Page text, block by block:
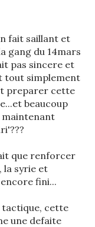
fait saillant et
gang du 14mars
pas sincere et
tout simplement
preparer cette
beaucoup
maintenant
que renforcer
la syrie et
fini...
tactique, cette
une defaite